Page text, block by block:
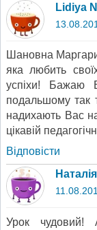
Lidiya
Шановна
яка любить
успіхи! Бажаю
подальшому так
надихають Вас
цікавій
Відповіcти
Урок чудовий!